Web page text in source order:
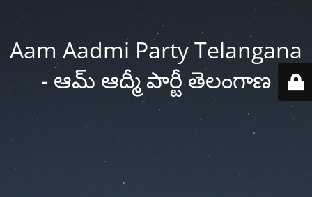
Aam Aadmi Party Telangana
- ఆమ్ ఆద్మీ పార్టీ తెలంగాణ